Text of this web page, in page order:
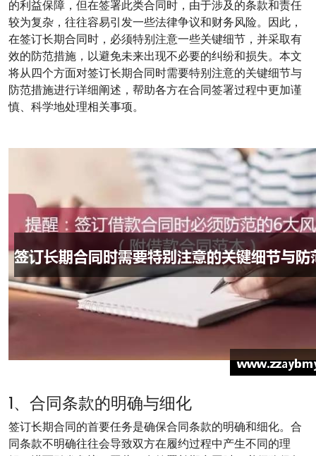
的利益保障，但在签署此类合同时，由于涉及的条款和责任
较为复杂，往往容易引发一些法律争议和财务风险。因此，
在签订长期合同时，必须特别注意一些关键细节，并采取有
效的防范措施，以避免未来出现不必要的纠纷和损失。本文
将从四个方面对签订长期合同时需要特别注意的关键细节与
防范措施进行详细阐述，帮助各方在合同签署过程中更加谨
慎、科学地处理相关事项。
1、合同条款的明确与细化
签订长期合同的首要任务是确保合同条款的明确和细化。合
同条款不明确往往会导致双方在履约过程中产生不同的理